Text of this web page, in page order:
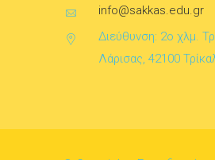
info@sakkas.edu.gr
Διεύθυνση: 2ο χλμ.
Λάρισας, 42100